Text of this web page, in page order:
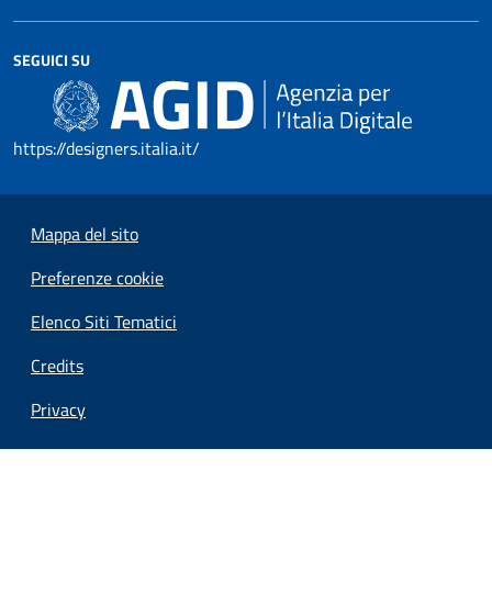
SEGUICI SU
https://designers.italia.it/
Mappa del sito
Preferenze cookie
Elenco Siti Tematici
Credits
Privacy